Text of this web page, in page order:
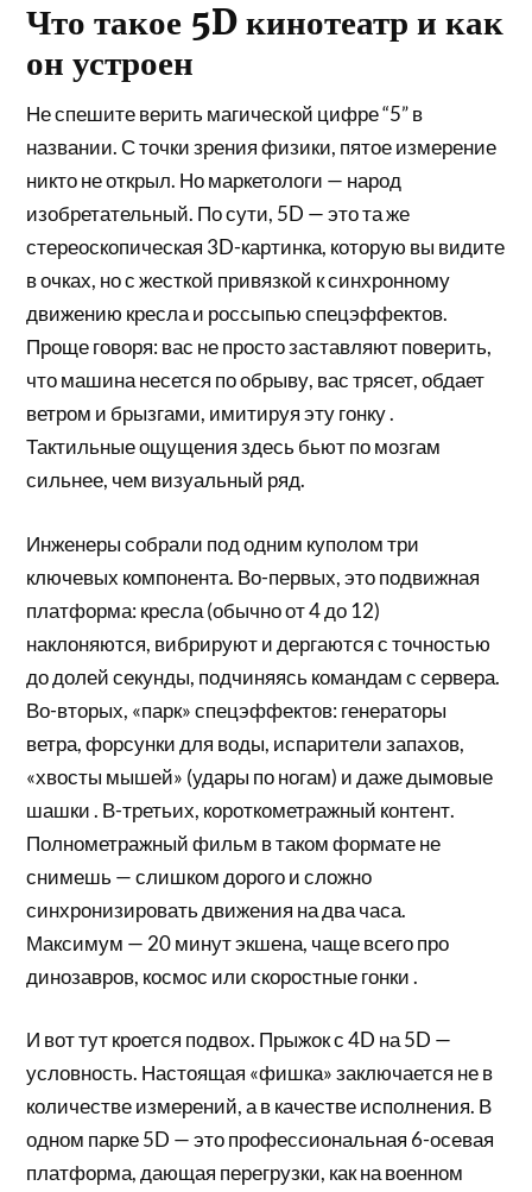
Что такое 5D кинотеатр и как
он устроен
Не спешите верить магической цифре “5” в
названии. С точки зрения физики, пятое измерение
никто не открыл. Но маркетологи — народ
изобретательный. По сути, 5D — это та же
стереоскопическая 3D-картинка, которую вы видите
в очках, но с жесткой привязкой к синхронному
движению кресла и россыпью спецэффектов.
Проще говоря: вас не просто заставляют поверить,
что машина несется по обрыву, вас трясет, обдает
ветром и брызгами, имитируя эту гонку .
Тактильные ощущения здесь бьют по мозгам
сильнее, чем визуальный ряд.
Инженеры собрали под одним куполом три
ключевых компонента. Во-первых, это подвижная
платформа: кресла (обычно от 4 до 12)
наклоняются, вибрируют и дергаются с точностью
до долей секунды, подчиняясь командам с сервера.
Во-вторых, «парк» спецэффектов: генераторы
ветра, форсунки для воды, испарители запахов,
«хвосты мышей» (удары по ногам) и даже дымовые
шашки . В-третьих, короткометражный контент.
Полнометражный фильм в таком формате не
снимешь — слишком дорого и сложно
синхронизировать движения на два часа.
Максимум — 20 минут экшена, чаще всего про
динозавров, космос или скоростные гонки .
И вот тут кроется подвох. Прыжок с 4D на 5D —
условность. Настоящая «фишка» заключается не в
количестве измерений, а в качестве исполнения. В
одном парке 5D — это профессиональная 6-осевая
платформа, дающая перегрузки, как на военном